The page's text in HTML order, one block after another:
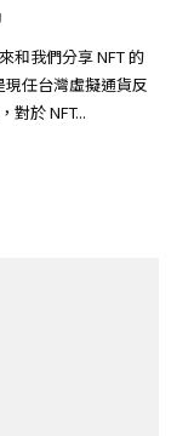
和我們分享 NFT 的
任台灣虛擬通貨反
對於 NFT...